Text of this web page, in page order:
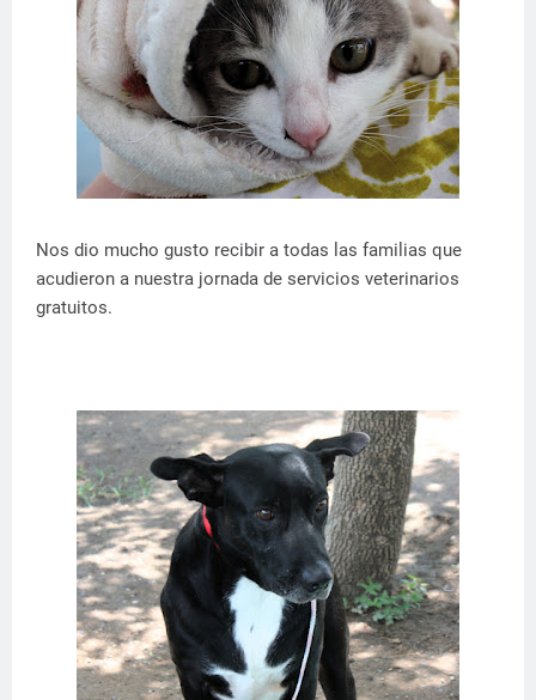
Nos dio mucho gusto recibir a todas las familias que
acudieron a nuestra jornada de servicios veterinarios
gratuitos.